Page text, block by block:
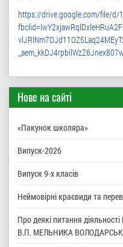
https://drive.google.com/file/d/
Нове на сайті
«Пакунок школяра»
Випуск-2026
Випуск 9-х класів
Неймовірні краєвиди та
Про деякі питання
В.П. МЕЛЬНИКА